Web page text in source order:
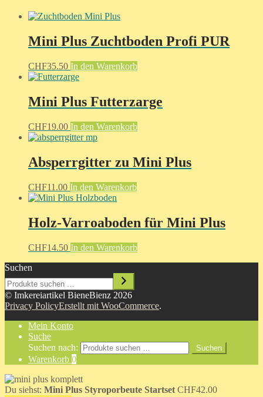
Mini Plus Zuchtboden Profi PUR
CHF35.50 In den Warenkorb
Mini Plus Futterzarge
CHF19.00 In den Warenkorb
Absperrgitter zu Mini Plus
CHF11.00 In den Warenkorb
Holz-Varroaboden für Mini Plus
CHF14.50 In den Warenkorb
Suchen
© Imkereiartikel BieneBienz 2026
Privacy PolicyErstellt mit WooCommerce.
Mein Konto
Suche
Suchen nach:
Suchen
Warenkorb 0
Du siehst: Mini Plus Styroporbeute Startset CHF42.00